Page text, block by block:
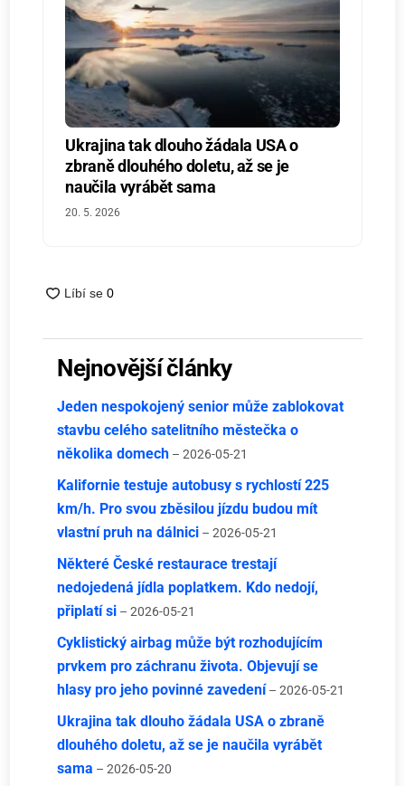
Ukrajina tak dlouho žádala USA o
zbraně dlouhého doletu, až se je
naučila vyrábět sama
20. 5. 2026
Nejnovější články
Jeden nespokojený senior může zablokovat
stavbu celého satelitního městečka o
několika domech – 2026-05-21
Kalifornie testuje autobusy s rychlostí 225
km/h. Pro svou zběsilou jízdu budou mít
vlastní pruh na dálnici – 2026-05-21
Některé České restaurace trestají
nedojedená jídla poplatkem. Kdo nedojí,
připlatí si – 2026-05-21
Cyklistický airbag může být rozhodujícím
prvkem pro záchranu života. Objevují se
hlasy pro jeho povinné zavedení – 2026-05-21
Ukrajina tak dlouho žádala USA o zbraně
dlouhého doletu, až se je naučila vyrábět
sama – 2026-05-20